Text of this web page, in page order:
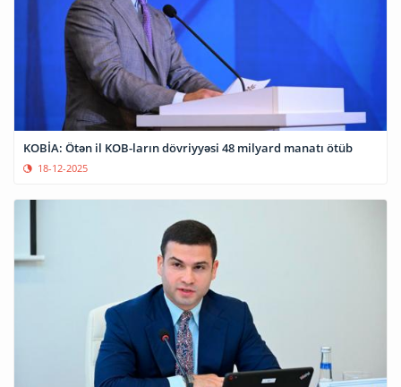
KOBİA: Ötən il KOB-ların dövriyyəsi 48 milyard manatı ötüb
18-12-2025